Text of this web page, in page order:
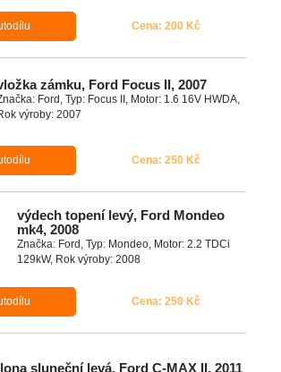
Cena: 200 Kč
zámku, Ford Focus II, 2007
Ford, Typ: Focus II, Motor: 1.6 16V HWDA,
výroby: 2007
Cena: 250 Kč
výdech topení levý, Ford Mondeo
mk4, 2008
Značka: Ford, Typ: Mondeo, Motor: 2.2 TDCi
129kW, Rok výroby: 2008
Cena: 250 Kč
sluneční levá, Ford C-MAX II, 2011